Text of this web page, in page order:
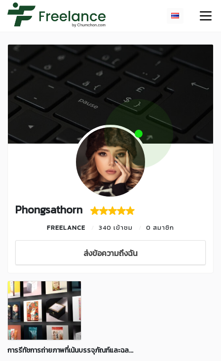
Phongsathorn
FREELANCE 340 เข้าชม 0 สมาชิก
ส่งข้อความถึงฉัน
การรีทัชการถ่ายภาพที่เน้นบรรจุภัณฑ์และฉล...